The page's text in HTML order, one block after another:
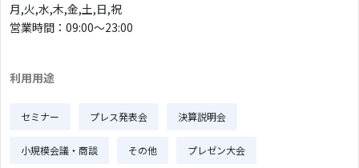
月,火,水,木,金,土,日,祝
営業時間：09:00〜23:00
利用用途
セミナー プレス発表会 決算説明会
小規模会議・商談 その他 プレゼン大会